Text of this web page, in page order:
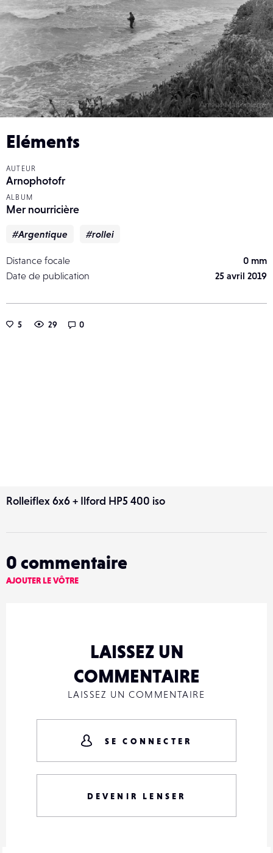
Eléments
AUTEUR
Arnophotofr
ALBUM
Mer nourricière
#Argentique #rollei
Distance focale
0 mm
Date de publication
25 avril 2019
5 29 0
Rolleiflex 6x6 + Ilford HP5 400 iso
0 commentaire
AJOUTER LE VÔTRE
LAISSEZ UN
COMMENTAIRE
LAISSEZ UN COMMENTAIRE
SE CONNECTER
DEVENIR LENSER